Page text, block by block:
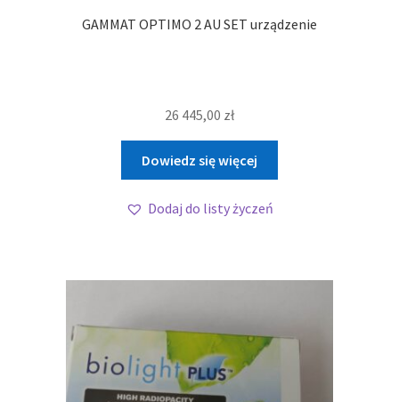
GAMMAT OPTIMO 2 AU SET urządzenie
26 445,00 zł
Dowiedz się więcej
Dodaj do listy życzeń